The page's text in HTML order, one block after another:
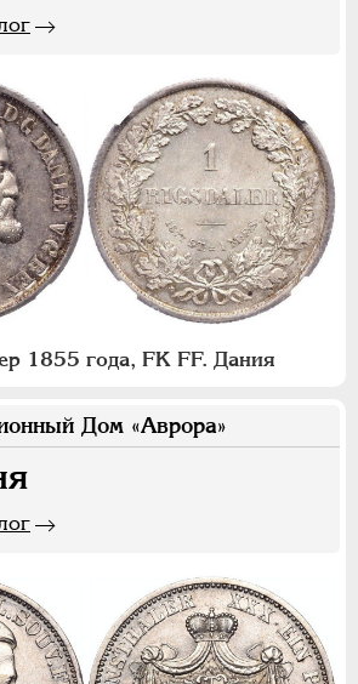
1855 года, FK FF. Дания
Дом «Аврора»